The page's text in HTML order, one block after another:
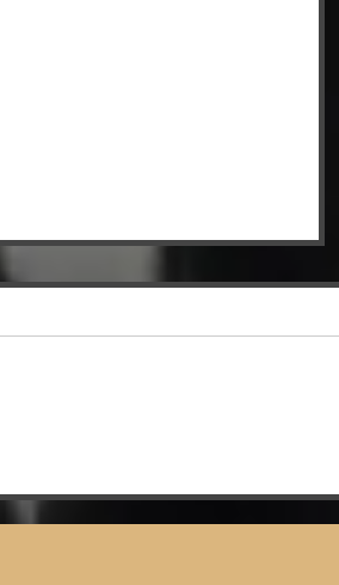
TRAVOLGE IL
SEDRIANO 5-0 E